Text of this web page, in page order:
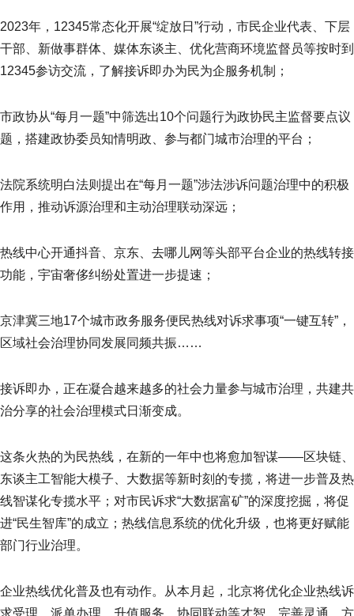
2023年，12345常态化开展“绽放日”行动，市民企业代表、下层
干部、新做事群体、媒体东谈主、优化营商环境监督员等按时到
12345参访交流，了解接诉即办为民为企服务机制；
市政协从“每月一题”中筛选出10个问题行为政协民主监督要点议
题，搭建政协委员知情明政、参与都门城市治理的平台；
法院系统明白法则提出在“每月一题”涉法涉诉问题治理中的积极
作用，推动诉源治理和主动治理联动深远；
热线中心开通抖音、京东、去哪儿网等头部平台企业的热线转接
功能，宇宙奢侈纠纷处置进一步提速；
京津冀三地17个城市政务服务便民热线对诉求事项“一键互转”，
区域社会治理协同发展同频共振……
接诉即办，正在凝合越来越多的社会力量参与城市治理，共建共
治分享的社会治理模式日渐变成。
这条火热的为民热线，在新的一年中也将愈加智谋——区块链、
东谈主工智能大模子、大数据等新时刻的专揽，将进一步普及热
线智谋化专揽水平；对市民诉求“大数据富矿”的深度挖掘，将促
进“民生智库”的成立；热线信息系统的优化升级，也将更好赋能
部门行业治理。
企业热线优化普及也有动作。从本月起，北京将优化企业热线诉
求受理、派单办理、升值服务、协同联动等才智，完善灵通、方